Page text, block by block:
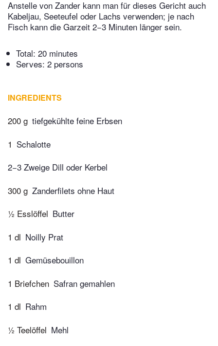
Anstelle von Zander kann man für dieses Gericht auch
Kabeljau, Seeteufel oder Lachs verwenden; je nach
Fisch kann die Garzeit 2−3 Minuten länger sein.
Total: 20 minutes
Serves: 2 persons
INGREDIENTS
200 g tiefgekühlte feine Erbsen
1 Schalotte
2−3 Zweige Dill oder Kerbel
300 g Zanderfilets ohne Haut
½ Esslöffel Butter
1 dl Noilly Prat
1 dl Gemüsebouillon
1 Briefchen Safran gemahlen
1 dl Rahm
½ Teelöffel Mehl